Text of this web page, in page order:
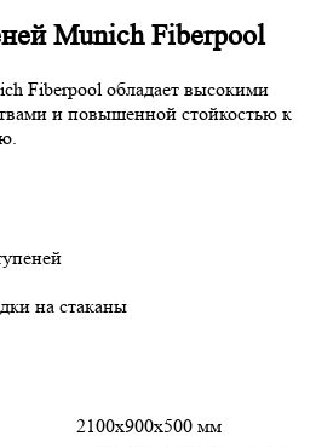
Munich Fiberpool
Fiberpool обладает высокими
и повышенной стойкостью к
на стаканы
2100х900х500 мм